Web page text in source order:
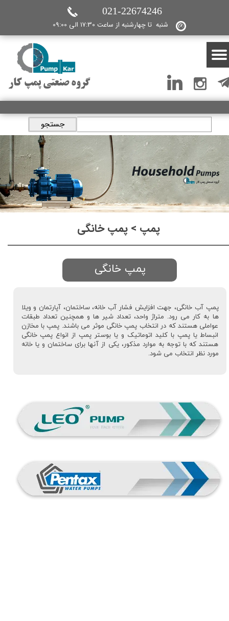
گروه صنعتی پمپ کار
شنبه تا چهارشنبه از ساعت 17:30 الی 09:00
021-22674246
جستجو
پمپ > پمپ خانگی
پمپ آب خانگی، جهت افزایش فشار آب خانه، ساختمان، آپارتمان و ویلا
ها به کار می رود. متراژ واحد، تعداد شیر ها و همچنین تعداد طبقات
عواملی هستند که در انتخاب پمپ خانگی موثر می باشند. پمپ با مخازن
انبساط یا پمپ با کلید اتوماتیک و یا بوستر پمپ از انواع پمپ خانگی
هستند که با توجه به موارد مذکور، یکی از آنها برای ساختمان و یا خانه
مورد نظر انتخاب می شود.
پمپ خانگی